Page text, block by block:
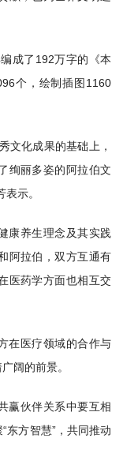
成了192万字的《本
个，绘制插图1160
文化成果的基础上，
绚丽多姿的阿拉伯文
示。
康养生理念及其实践
阿拉伯，双方互通有
医药学方面也相互交
在医疗领域的合作与
阔的前景。
赢伙伴关系中要互相
东方智慧”，共同推动